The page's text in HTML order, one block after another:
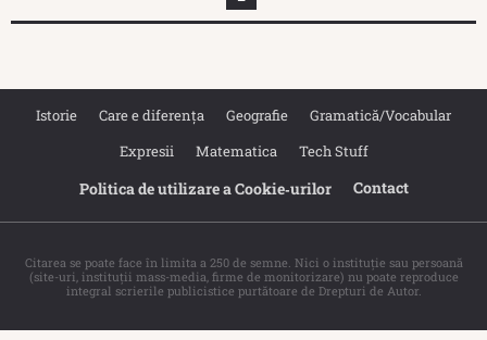
Istorie Care e diferența Geografie
Gramatică/Vocabular
Expresii
Matematica Tech Stuff
Politica de utilizare a Cookie‐urilor Contact
Citarea se poate face în limita a 250 de semne. Nici o instituţie sau persoană
(site-uri, instituţii mass-media, firme de monitorizare) nu poate reproduce
integral scrierile publicistice purtătoare de Drepturi de Autor.